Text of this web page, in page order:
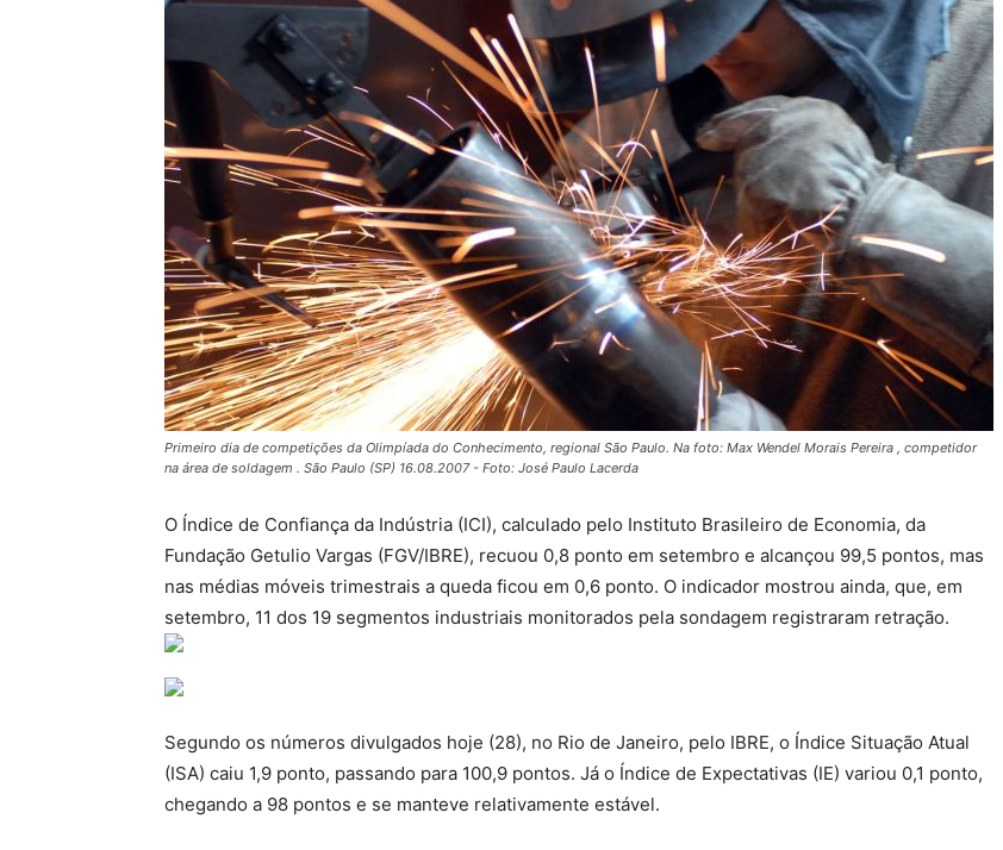
Primeiro dia de competições da Olimpíada do Conhecimento, regional São Paulo. Na foto: Max Wendel Morais Pereira , competidor
na área de soldagem . São Paulo (SP) 16.08.2007 - Foto: José Paulo Lacerda
O Índice de Confiança da Indústria (ICI), calculado pelo Instituto Brasileiro de Economia, da
Fundação Getulio Vargas (FGV/IBRE), recuou 0,8 ponto em setembro e alcançou 99,5 pontos, mas
nas médias móveis trimestrais a queda ficou em 0,6 ponto. O indicador mostrou ainda, que, em
setembro, 11 dos 19 segmentos industriais monitorados pela sondagem registraram retração.
Segundo os números divulgados hoje (28), no Rio de Janeiro, pelo IBRE, o Índice Situação Atual
(ISA) caiu 1,9 ponto, passando para 100,9 pontos. Já o Índice de Expectativas (IE) variou 0,1 ponto,
chegando a 98 pontos e se manteve relativamente estável.